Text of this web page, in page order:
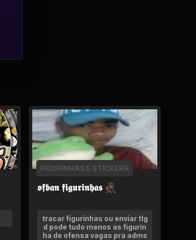
𝖔𝖋𝖇𝖆𝖓 𝖋𝖎𝖌𝖚𝖗𝖎𝖓𝖍𝖆𝖘 🥷🏿
FIGURINHAS E STICKERS
tracar figurinhas ou enviar tlg
d pode tudo menos as figurin
ha de ofensa vagas pra adms